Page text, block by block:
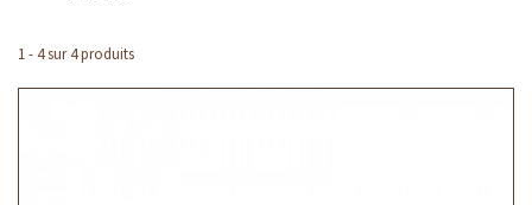
1 - 4 sur 4 produits